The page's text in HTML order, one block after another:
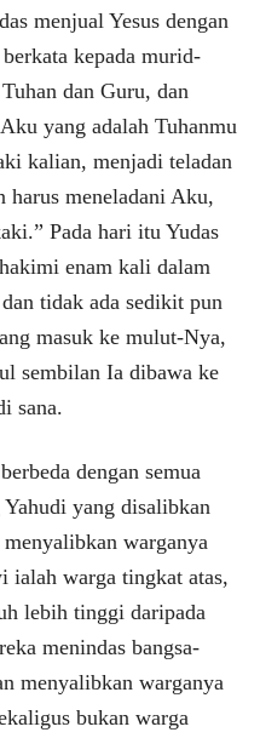
menjual Yesus dengan
kepada murid-
dan Guru, dan
yang adalah Tuhanmu
kalian, menjadi teladan
meneladani Aku,
Pada hari itu Yudas
enam kali dalam
tidak ada sedikit pun
masuk ke mulut-Nya,
sembilan Ia dibawa ke
sana.
dengan semua
yang disalibkan
warganya
ialah warga tingkat atas,
lebih tinggi daripada
menindas bangsa-
menyalibkan warganya
bukan warga